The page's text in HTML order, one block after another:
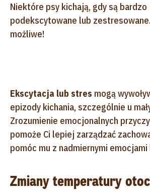
Niektóre psy kichają, gdy są bardzo
podekscytowane lub
możliwe!
Ekscytacja lub stres mogą
epizody kichania, szczególnie u
Zrozumienie emocjonalnych
pomoże Ci lepiej zarządzać
pomóc mu z nadmiernymi
Zmiany temperatury